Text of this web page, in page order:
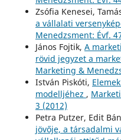
Zsófia Kenesei,
a vállalati
Menedzsment: Évf.
János Fojtik, A
rövid jegyzet a
Marketing &
István Piskóti,
modelljéhez ,
3 (2012)
Petra Putzer, Edit
jövője, a társadalmi